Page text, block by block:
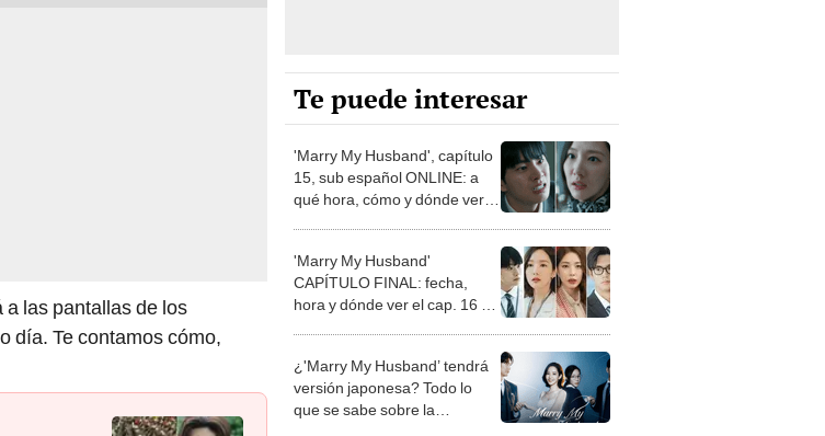
a las pantallas de los
día. Te contamos cómo,
Te puede interesar
'Marry My Husband', capítulo
15, sub español ONLINE: a
qué hora, cómo y dónde ver el
'Marry My Husband'
CAPÍTULO FINAL: fecha,
hora y dónde ver el cap. 16 de
¿'Marry My Husband’ tendrá
versión japonesa? Todo lo
que se sabe sobre la